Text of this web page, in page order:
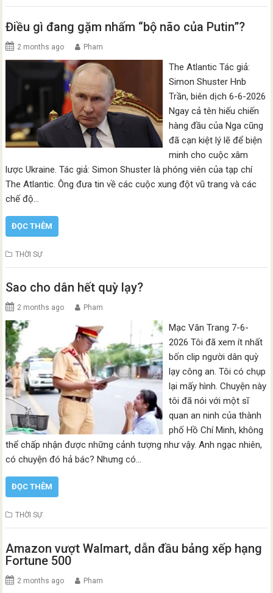
Điều gì đang gặm nhấm “bộ não của Putin”?
2 months ago Pham
The Atlantic Tác giả:
Simon Shuster Hnb
Trần, biên dịch 6-6-2026
Ngay cả tên hiếu chiến
hàng đầu của Nga cũng
đã cạn kiệt lý lẽ để biện
minh cho cuộc xâm
lược Ukraine. Tác giả: Simon Shuster là phóng viên của tạp chí
The Atlantic. Ông đưa tin về các cuộc xung đột vũ trang và các
chế độ…
ĐỌC THÊM
THỜI SỰ
Sao cho dân hết quỳ lạy?
2 months ago Pham
Mạc Văn Trang 7-6-
2026 Tôi đã xem ít nhất
bốn clip người dân quỳ
lạy công an. Tôi có chụp
lại mấy hình. Chuyện này
tôi đã nói với một sĩ
quan an ninh của thành
phố Hồ Chí Minh, không
thể chấp nhận được những cảnh tượng như vậy. Anh ngạc nhiên,
có chuyện đó hả bác? Nhưng có…
ĐỌC THÊM
THỜI SỰ
Amazon vượt Walmart, dẫn đầu bảng xếp hạng
Fortune 500
2 months ago Pham